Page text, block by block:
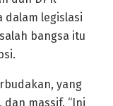
dalam legislasi
bangsa itu
yang
massif. “Ini